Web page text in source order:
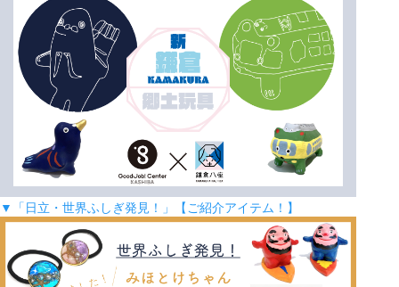
▼「日立・世界ふしぎ発見！」【ご紹介アイテム！】